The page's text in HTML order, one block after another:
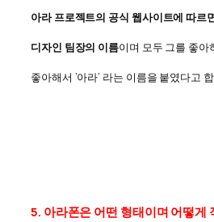
아라 프로젝트의 공식 웹사이트에 따르
디자인 팀장의 이름이며 모두 그를 좋아
좋아해서 ‘아라’ 라는 이름을 붙였다고
5. 아라폰은 어떤 형태이며 어떻게